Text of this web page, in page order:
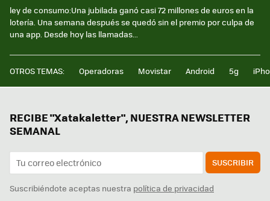
ley de consumo:Una jubilada ganó casi 72 millones de euros en la
lotería. Una semana después se quedó sin el premio por culpa de
una app. Desde hoy las llamadas...
OTROS TEMAS: Operadoras Movistar Android 5g
RECIBE "Xatakaletter", NUESTRA NEWSLETTER
SEMANAL
SUSCRIBIR
Suscribiéndote aceptas nuestra política de privacidad